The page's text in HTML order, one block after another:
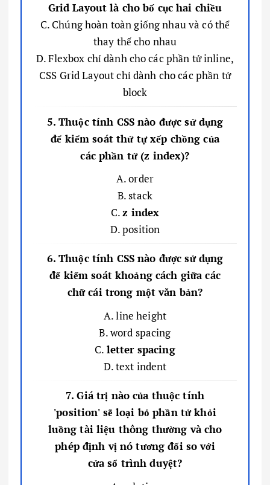
Grid Layout là cho bố cục hai chiều
C. Chúng hoàn toàn giống nhau và có thể
thay thế cho nhau
D. Flexbox chỉ dành cho các phần tử inline,
CSS Grid Layout chỉ dành cho các phần tử
block
5. Thuộc tính CSS nào được sử dụng
để kiểm soát thứ tự xếp chồng của
các phần tử (z index)?
A. order
B. stack
C.z index
D. position
6. Thuộc tính CSS nào được sử dụng
để kiểm soát khoảng cách giữa các
chữ cái trong một văn bản?
A. line height
B. word spacing
C. letter spacing
D. text indent
7. Giá trị nào của thuộc tính
'position' sẽ loại bỏ phần tử khỏi
luồng tài liệu thông thường và cho
phép định vị nó tương đối so với
cửa sổ trình duyệt?